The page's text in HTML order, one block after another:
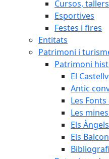
Cursos,
Esportives
Festes i fires
Entitats
Patrimoni i
Patrimoni
El
Antic
Les
Les
Els Àngels
Els